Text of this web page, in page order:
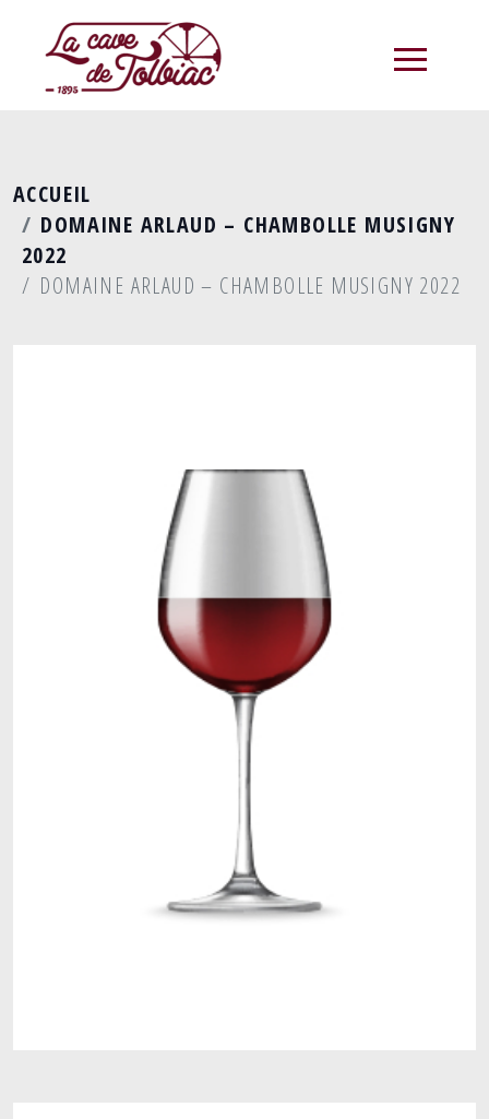
ACCUEIL
DOMAINE ARLAUD – CHAMBOLLE MUSIGNY
2022
DOMAINE ARLAUD – CHAMBOLLE MUSIGNY 2022